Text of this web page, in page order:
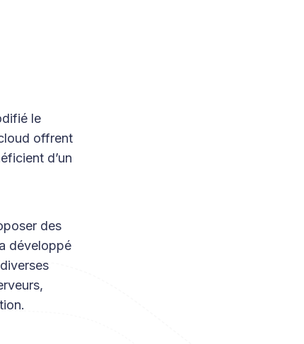
le
offrent
d’un
des
développé